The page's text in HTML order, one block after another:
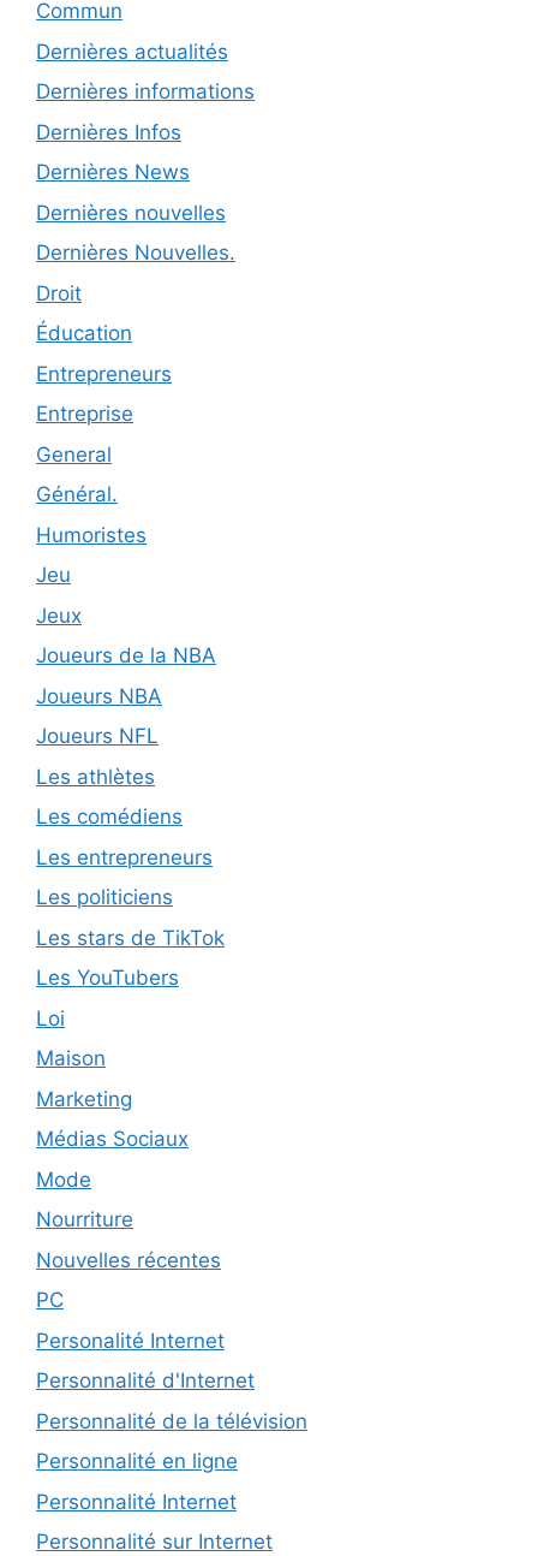
Commun
Dernières actualités
Dernières informations
Dernières Infos
Dernières News
Dernières nouvelles
Dernières Nouvelles.
Droit
Éducation
Entrepreneurs
Entreprise
General
Général.
Humoristes
Jeu
Jeux
Joueurs de la NBA
Joueurs NBA
Joueurs NFL
Les athlètes
Les comédiens
Les entrepreneurs
Les politiciens
Les stars de TikTok
Les YouTubers
Loi
Maison
Marketing
Médias Sociaux
Mode
Nourriture
Nouvelles récentes
PC
Personalité Internet
Personnalité d'Internet
Personnalité de la télévision
Personnalité en ligne
Personnalité Internet
Personnalité sur Internet